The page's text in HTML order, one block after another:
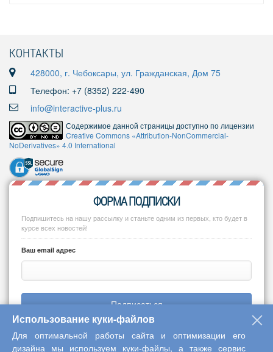
КОНТАКТЫ
428000, г. Чебоксары, ул. Гражданская, Дом 75
Телефон: +7 (8352) 222-490
info@interactive-plus.ru
Содержимое данной страницы доступно по лицензии
Creative Commons «Attribution-NonCommercial-
NoDerivatives» 4.0 International
ФОРМА ПОДПИСКИ
Подпишитесь на нашу рассылку и станьте одним из первых, кто будет в
курсе всех новостей!
Ваш email адрес
Подписаться
Использование куки-файлов
Для оптимальной работы сайта и оптимизации его
дизайна мы используем куки-файлы, а также сервис